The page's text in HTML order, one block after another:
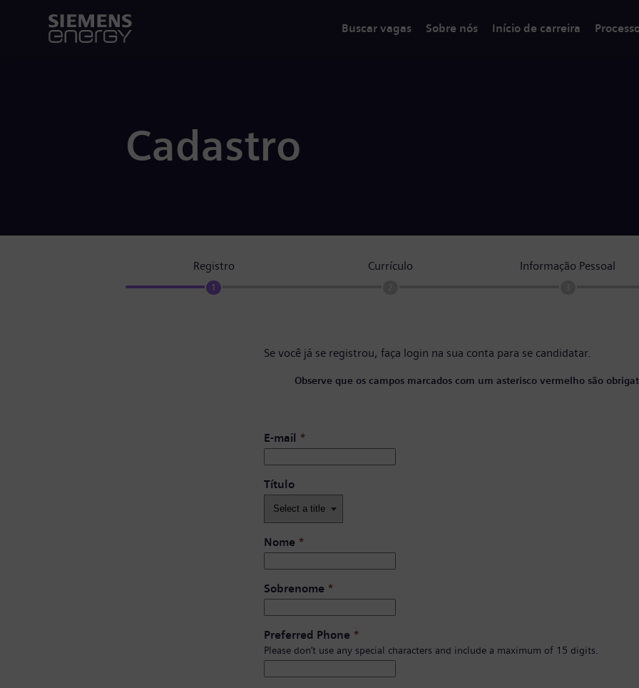
Buscar vagas Sobre nós Início de carreira
Cadastro
Registro
1
Currículo Informação Pessoal
Se você já se registrou, faça login na sua conta para se candidatar.
Observe que os campos marcados com um asterisco vermelho são
E-mail *
Título
Nome *
Sobrenome *
Preferred Phone *
Please don’t use any special characters and include a maximum of 15 digits.